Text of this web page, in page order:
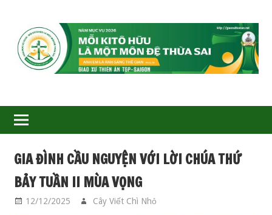
GIÁO
XỨ
THIÊN
ÂN-
TGP
SAIGON
GIA ĐÌNH CẦU NGUYỆN VỚI LỜI CHÚA THỨ
BẢY TUẦN II MÙA VỌNG
12/12/2025 Cây Viết Chì Nhỏ